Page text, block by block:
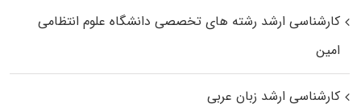
کارشناسی ارشد رﺷﺘﻪ ﻫﺎی تخصصی داﻧﺸﮕﺎه ﻋﻠﻮم انتظامی
اﻣﻴﻦ
کارشناسی ارشد زبان عربی